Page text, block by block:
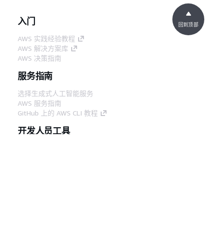
入门
AWS 实践经验教程
AWS 解决方案库
AWS 决策指南
服务指南
选择生成式人工智能服务
AWS 服务指南
GitHub 上的 AWS CLI 教程
开发人员工具
回到顶部